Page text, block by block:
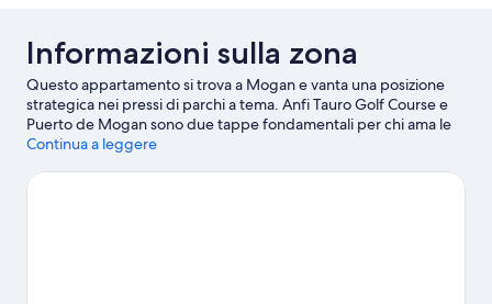
Informazioni sulla zona
Questo appartamento si trova a Mogan e vanta una posizione
strategica nei pressi di parchi a tema. Anfi Tauro Golf Course e
Puerto de Mogan sono due tappe fondamentali per chi ama le
attività. A livello naturalistico, invece, tra le principali attrazioni
Anche Parco acquatico del Lago Taurito e Angry Birds Activity
Continua a leggere